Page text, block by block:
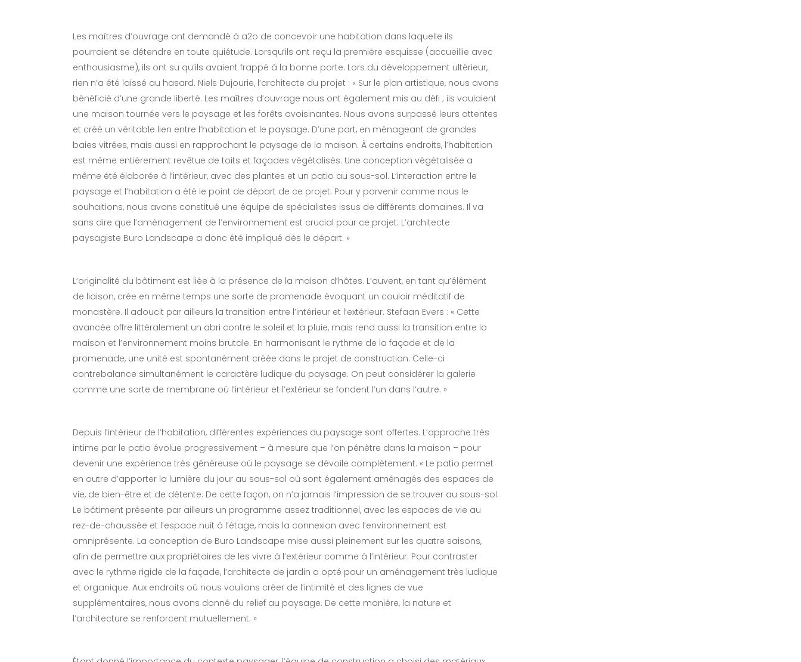
Les maîtres d’ouvrage ont demandé à a2o de concevoir une habitation dans laquelle ils
pourraient se détendre en toute quiétude. Lorsqu’ils ont reçu la première esquisse (accueillie avec
enthousiasme), ils ont su qu’ils avaient frappé à la bonne porte. Lors du développement ultérieur,
rien n’a été laissé au hasard. Niels Dujourie, l’architecte du projet : « Sur le plan artistique, nous avons
bénéficié d’une grande liberté. Les maîtres d’ouvrage nous ont également mis au défi ; ils voulaient
une maison tournée vers le paysage et les forêts avoisinantes. Nous avons surpassé leurs attentes
et créé un véritable lien entre l’habitation et le paysage. D’une part, en ménageant de grandes
baies vitrées, mais aussi en rapprochant le paysage de la maison. À certains endroits, l’habitation
est même entièrement revêtue de toits et façades végétalisés. Une conception végétalisée a
même été élaborée à l’intérieur, avec des plantes et un patio au sous-sol. L’interaction entre le
paysage et l’habitation a été le point de départ de ce projet. Pour y parvenir comme nous le
souhaitions, nous avons constitué une équipe de spécialistes issus de différents domaines. Il va
sans dire que l’aménagement de l’environnement est crucial pour ce projet. L’architecte
paysagiste Buro Landscape a donc été impliqué dès le départ. »
L’originalité du bâtiment est liée à la présence de la maison d’hôtes. L’auvent, en tant qu’élément
de liaison, crée en même temps une sorte de promenade évoquant un couloir méditatif de
monastère. Il adoucit par ailleurs la transition entre l’intérieur et l’extérieur. Stefaan Evers : « Cette
avancée offre littéralement un abri contre le soleil et la pluie, mais rend aussi la transition entre la
maison et l’environnement moins brutale. En harmonisant le rythme de la façade et de la
promenade, une unité est spontanément créée dans le projet de construction. Celle-ci
contrebalance simultanément le caractère ludique du paysage. On peut considérer la galerie
comme une sorte de membrane où l’intérieur et l’extérieur se fondent l’un dans l’autre. »
Depuis l’intérieur de l’habitation, différentes expériences du paysage sont offertes. L’approche très
intime par le patio évolue progressivement – à mesure que l’on pénètre dans la maison – pour
devenir une expérience très généreuse où le paysage se dévoile complètement. « Le patio permet
en outre d’apporter la lumière du jour au sous-sol où sont également aménagés des espaces de
vie, de bien-être et de détente. De cette façon, on n’a jamais l’impression de se trouver au sous-sol.
Le bâtiment présente par ailleurs un programme assez traditionnel, avec les espaces de vie au
rez-de-chaussée et l’espace nuit à l’étage, mais la connexion avec l’environnement est
omniprésente. La conception de Buro Landscape mise aussi pleinement sur les quatre saisons,
afin de permettre aux propriétaires de les vivre à l’extérieur comme à l’intérieur. Pour contraster
avec le rythme rigide de la façade, l’architecte de jardin a opté pour un aménagement très ludique
et organique. Aux endroits où nous voulions créer de l’intimité et des lignes de vue
supplémentaires, nous avons donné du relief au paysage. De cette manière, la nature et
l’architecture se renforcent mutuellement. »